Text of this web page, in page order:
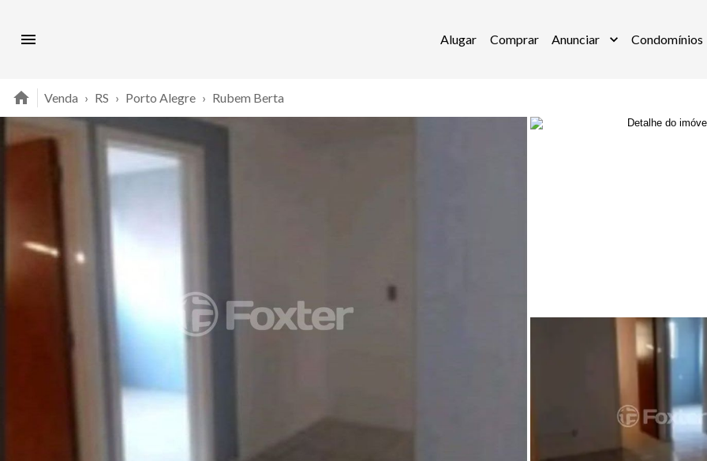
Alugar Comprar Anunciar Condomínios
Venda › RS › Porto Alegre › Rubem Berta